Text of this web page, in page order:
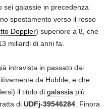
sei galassie in precedenza
spostamento verso il rosso
Doppler) superiore a 8, che
miliardi di anni fa.
intravista in passato dai
da Hubble, e che
il titolo di galassia più
di UDFj-39546284. Finora